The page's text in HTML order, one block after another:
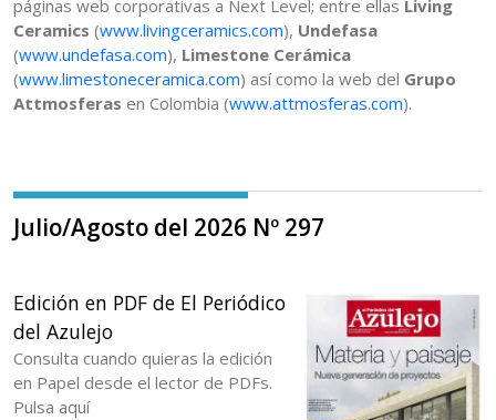
páginas web corporativas a Next Level; entre ellas Living
Ceramics (www.livingceramics.com), Undefasa
(www.undefasa.com), Limestone Cerámica
(www.limestoneceramica.com) así como la web del Grupo
Attmosferas en Colombia (www.attmosferas.com).
Julio/Agosto del 2026 Nº 297
Edición en PDF de El Periódico
del Azulejo
Consulta cuando quieras la edición
en Papel desde el lector de PDFs.
Pulsa aquí